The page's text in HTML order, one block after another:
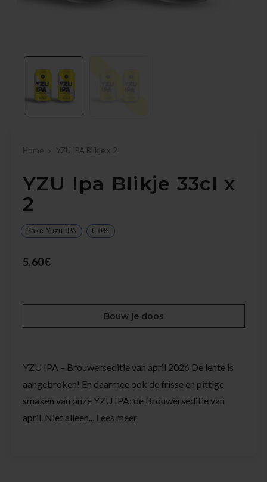
Home YZU IPA Blikje x 2
YZU Ipa Blikje 33cl x
2
Sake Yuzu IPA 6.0%
5,60€
Bouw je doos
YZU IPA – Brouwerseditie van april 2026 De lente is
aangebroken! En daarmee ook de frisse en pittige
smaken van onze YZU IPA: de Brouwerseditie van
april. Niet alleen... Lees meer